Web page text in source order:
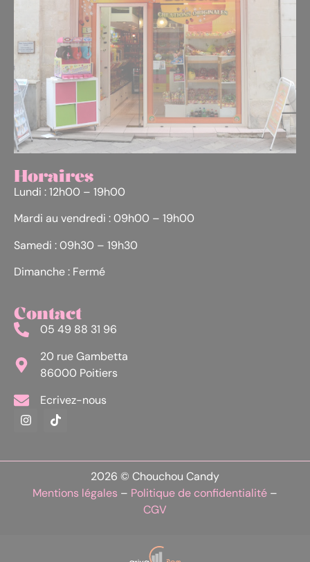
Horaires
Lundi : 12h00 – 19h00
Mardi au vendredi : 09h00 – 19h00
Samedi : 09h30 – 19h30
Dimanche : Fermé
Contact
05 49 88 31 96
20 rue Gambetta
86000 Poitiers
Ecrivez-nous
2026 © Chouchou Candy
Mentions légales – Politique de confidentialité –
CGV